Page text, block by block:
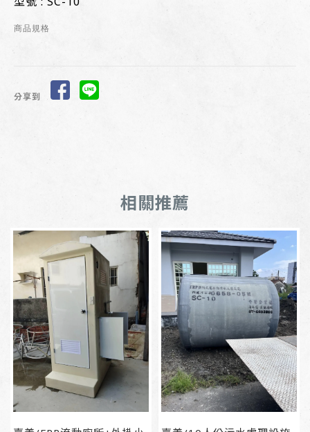
商品規格
分享到